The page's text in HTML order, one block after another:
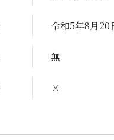
令和5年8月20
無
×